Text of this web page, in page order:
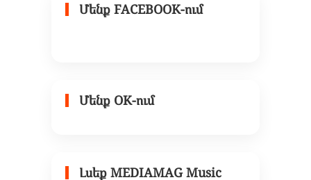
Մենք FACEBOOK-ում
Մենք OK-ում
Լսեք MEDIAMAG Music